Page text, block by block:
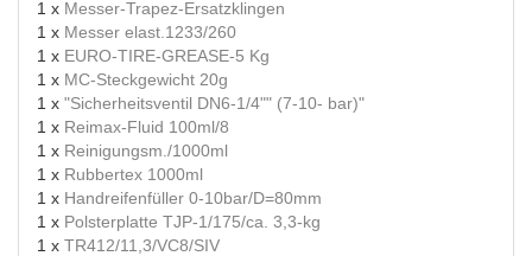
1 x Messer-Trapez-Ersatzklingen
1 x Messer elast.1233/260
1 x EURO-TIRE-GREASE-5 Kg
1 x MC-Steckgewicht 20g
1 x "Sicherheitsventil DN6-1/4"" (7-10- bar)"
1 x Reimax-Fluid 100ml/8
1 x Reinigungsm./1000ml
1 x Rubbertex 1000ml
1 x Handreifenfüller 0-10bar/D=80mm
1 x Polsterplatte TJP-1/175/ca. 3,3-kg
1 x TR412/11,3/VC8/SIV